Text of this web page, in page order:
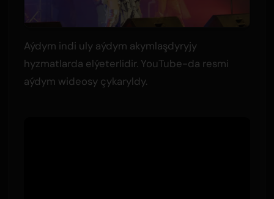
Aýdym indi uly aýdym akymlaşdyryjy
hyzmatlarda elýeterlidir. YouTube-da resmi
aýdym wideosy çykaryldy.